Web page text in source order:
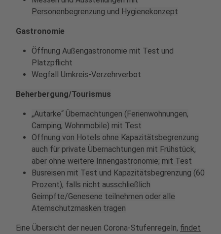
Personenbegrenzung und Hygienekonzept
Gastronomie
Öffnung Außengastronomie mit Test und
Platzpflicht
Wegfall Umkreis-Verzehrverbot
Beherbergung/Tourismus
„Autarke“ Übernachtungen (Ferienwohnungen,
Camping, Wohnmobile) mit Test
Öffnung von Hotels ohne Kapazitätsbegrenzung
auch für private Übernachtungen mit Frühstück,
aber ohne weitere Innengastronomie; mit Test
Busreisen mit Test und Kapazitätsbegrenzung (60
Prozent), falls nicht ausschließlich
Geimpfte/Genesene teilnehmen oder alle
Atemschutzmasken tragen
Eine Übersicht der neuen Corona-Stufenregeln, findet